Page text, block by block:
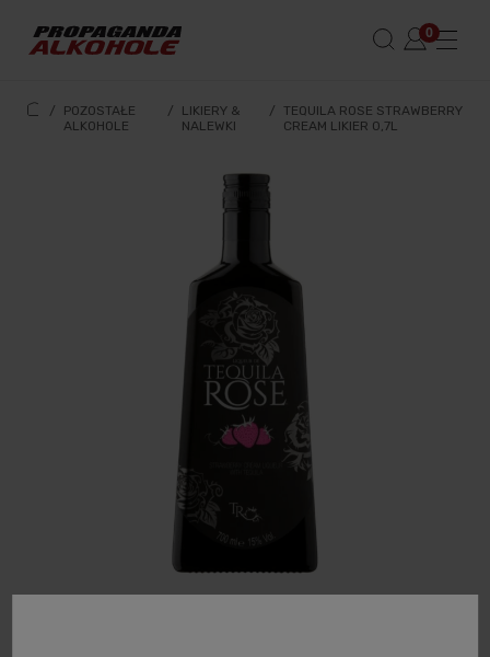
/
POZOSTAŁE
ALKOHOLE
/
LIKIERY &
NALEWKI
/ TEQUILA ROSE STRAWBERRY
CREAM LIKIER 0,7L